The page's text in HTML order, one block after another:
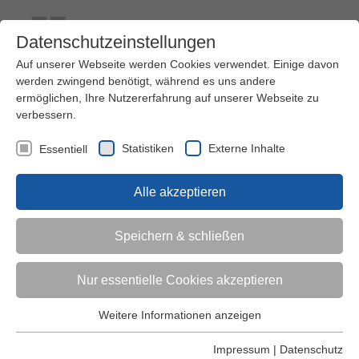
Kontakt Ihre Meinung ist uns wichtig!
Kinder (0-6)
Grundschulkinder
Jugendliche
Datenschutzeinstellungen
Auf unserer Webseite werden Cookies verwendet. Einige davon
werden zwingend benötigt, während es uns andere
ermöglichen, Ihre Nutzererfahrung auf unserer Webseite zu
verbessern.
Essentiell Statistiken Externe Inhalte
Alle akzeptieren
Speichern & schließen
Nur essentielle Cookies akzeptieren
Essentielle Cookies werden für grundlegende Funktionen der
Weitere Informationen anzeigen
Impressum | Datenschutz